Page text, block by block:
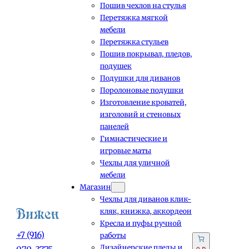
+7 (916)
Пошив чехлов на стулья
Перетяжка мягкой
мебели
Перетяжка стульев
Пошив покрывал, пледов,
подушек
Подушки для диванов
Поролоновые подушки
Изготовление кроватей,
изголовий и стеновых
панелей
Гимнастические и
игровые маты
Чехлы для уличной
мебели
Магазин
Чехлы для диванов клик-
кляк, книжка, аккордеон
Кресла и пуфы ручной
работы